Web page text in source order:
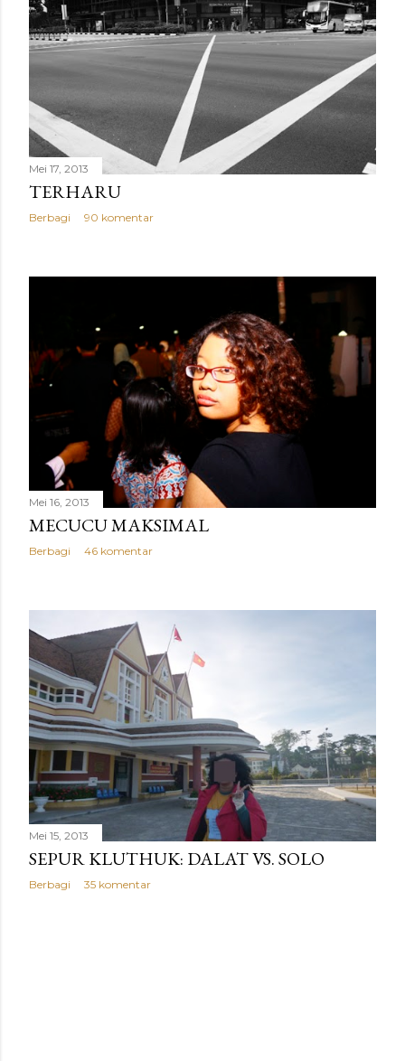
Mei 17, 2013
TERHARU
Berbagi 90 komentar
Mei 16, 2013
MECUCU MAKSIMAL
Berbagi 46 komentar
Mei 15, 2013
SEPUR KLUTHUK: DALAT VS. SOLO
Berbagi 35 komentar